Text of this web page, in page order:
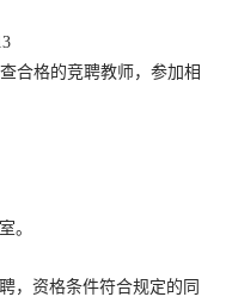
合格的竞聘教师，参加相
。
，资格条件符合规定的同